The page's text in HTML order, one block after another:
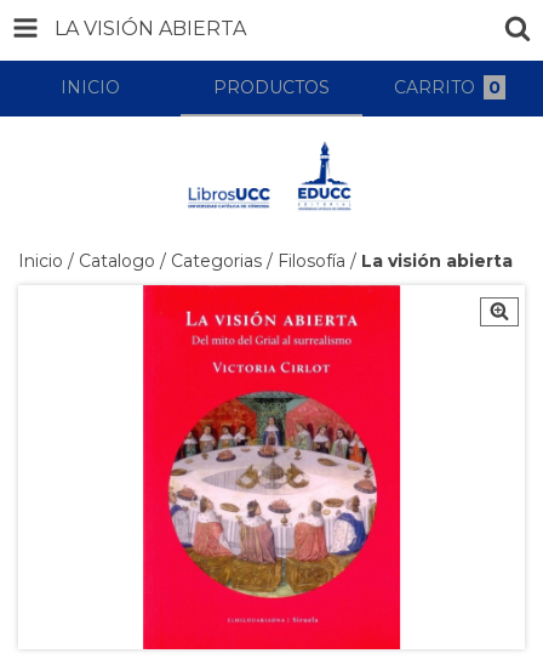
LA VISIÓN ABIERTA
INICIO PRODUCTOS CARRITO 0
Inicio / Catalogo / Categorias / Filosofía / La visión abierta